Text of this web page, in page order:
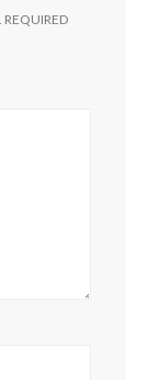
REQUIRED